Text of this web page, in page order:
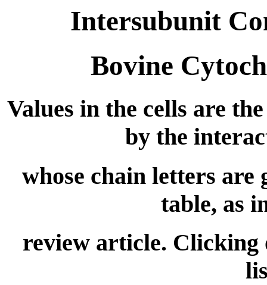
Intersubunit
Bovine
Values in the cells are
by the
whose chain letters are
table, as
review article. Clicking